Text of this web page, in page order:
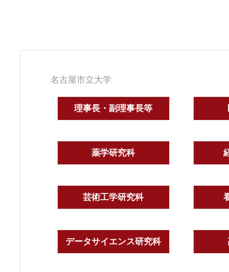
名古屋市立大学
理事長・副理事長等
薬学研究科
芸術工学研究科
データサイエンス研究科